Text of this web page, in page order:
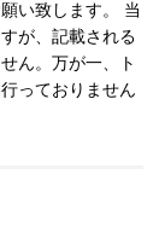
い致します。 当
が、記載される
ん。万が一、ト
っておりません